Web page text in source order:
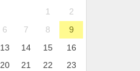
1
2
6 7 8
9
13 14 15
16
20 21 22
23